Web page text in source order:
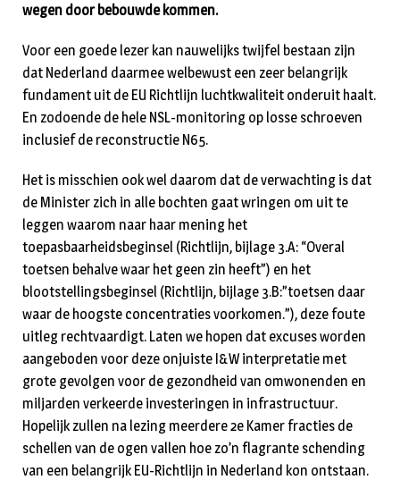
wegen door bebouwde kommen.
Voor een goede lezer kan nauwelijks twijfel bestaan zijn
dat Nederland daarmee welbewust een zeer belangrijk
fundament uit de EU Richtlijn luchtkwaliteit onderuit haalt.
En zodoende de hele NSL-monitoring op losse schroeven
inclusief de reconstructie N65.
Het is misschien ook wel daarom dat de verwachting is dat
de Minister zich in alle bochten gaat wringen om uit te
leggen waarom naar haar mening het
toepasbaarheidsbeginsel (Richtlijn, bijlage 3.A: “Overal
toetsen behalve waar het geen zin heeft”) en het
blootstellingsbeginsel (Richtlijn, bijlage 3.B:”toetsen daar
waar de hoogste concentraties voorkomen.”), deze foute
uitleg rechtvaardigt. Laten we hopen dat excuses worden
aangeboden voor deze onjuiste I&W interpretatie met
grote gevolgen voor de gezondheid van omwonenden en
miljarden verkeerde investeringen in infrastructuur.
Hopelijk zullen na lezing meerdere 2e Kamer fracties de
schellen van de ogen vallen hoe zo’n flagrante schending
van een belangrijk EU-Richtlijn in Nederland kon ontstaan.